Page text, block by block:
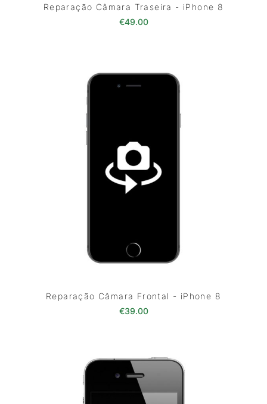
Reparação Câmara Traseira - iPhone 8
€49.00
Reparação Câmara Frontal - iPhone 8
€39.00